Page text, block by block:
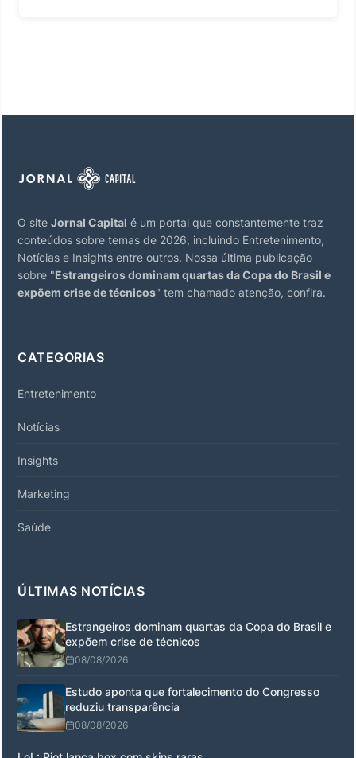
O site Jornal Capital é um portal que constantemente traz
conteúdos sobre temas de 2026, incluindo Entretenimento,
Notícias e Insights entre outros. Nossa última publicação
sobre "Estrangeiros dominam quartas da Copa do Brasil e
expõem crise de técnicos" tem chamado atenção, confira.
CATEGORIAS
Entretenimento
Notícias
Insights
Marketing
Saúde
ÚLTIMAS NOTÍCIAS
Estrangeiros dominam quartas da Copa do Brasil e
expõem crise de técnicos
08/08/2026
Estudo aponta que fortalecimento do Congresso
reduziu transparência
08/08/2026